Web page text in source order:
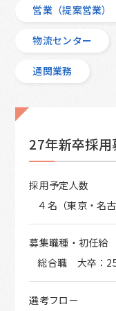
営業（提案営業）
物流センター
通関業務
27年新卒採用
採用予定人数
４名（東京・名古
募集職種・初任給
総合職 大卒：
選考フロー